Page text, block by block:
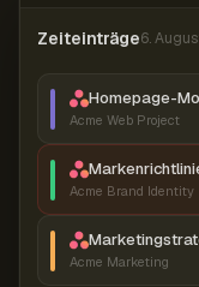
Zeiteinträge6.
Homepage-
Acme Web Project
Acme Brand Identity
Acme Marketing